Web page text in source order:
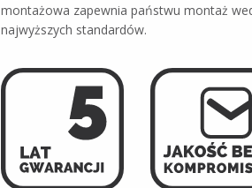
montażowa zapewnia państwu montaż
najwyższych standardów.